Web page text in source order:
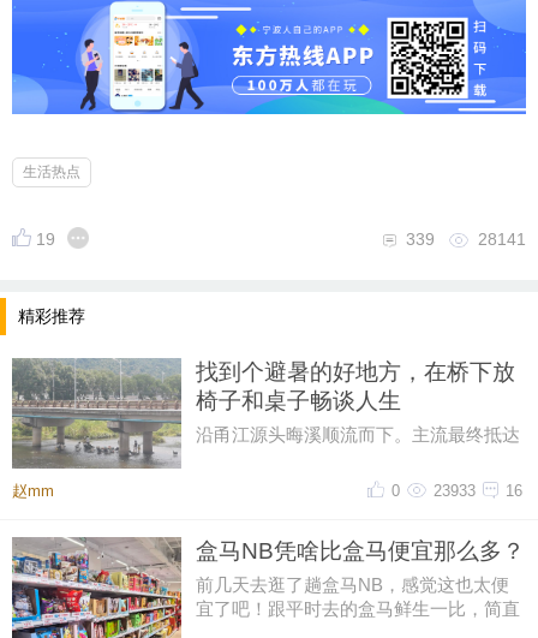
10-260顶跃现房产品，一整层主卧空间，专为顶豪人
群量身打造。
以上，皆所见即所得，海语天下仅剩13套现房顶跃在
生活热点
19 28141
339
精彩推荐
找到个避暑的好地方，在桥下放
椅子和桌子畅谈人生
沿甬江源头晦溪顺流而下。主流最终抵达
家水利风景区。由于“晦溪
赵mm 16
23933
0
盒马NB凭啥比盒马便宜那么多？
前几天去逛了趟盒马NB，感觉这也太便
宜了吧！跟平时去的盒马鲜生一比，简直